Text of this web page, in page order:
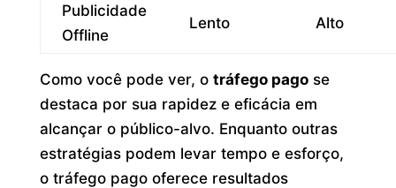
Publicidade
Offline
Lento Alto
Como você pode ver, o tráfego pagose
destaca por sua rapidez e eficácia em
alcançar o público-alvo. Enquanto outras
estratégias podem levar tempo e esforço,
o tráfego pago oferece resultados